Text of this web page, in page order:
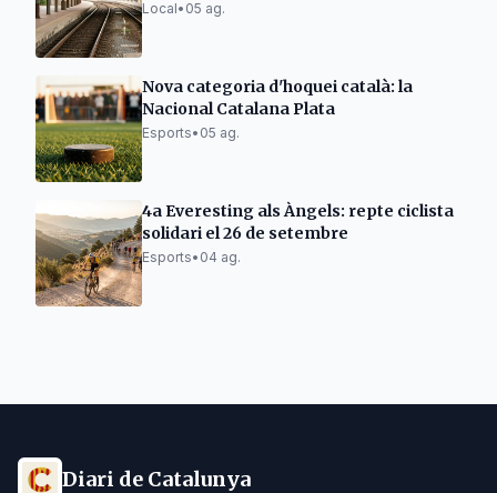
Local• 05 ag.
Nova categoria d'hoquei català: la
Nacional Catalana Plata
Esports• 05 ag.
4a Everesting als Àngels: repte ciclista
solidari el 26 de setembre
Esports• 04 ag.
Diari de Catalunya